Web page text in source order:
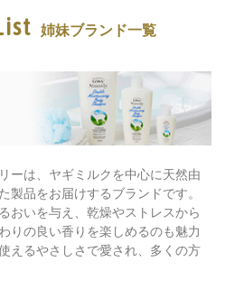
姉妹ブランド一覧
ーは、ヤギミルクを中心に天然由
製品をお届けするブランドです。
おいを与え、乾燥やストレスから
りの良い香りを楽しめるのも魅力
えるやさしさで愛され、多くの方